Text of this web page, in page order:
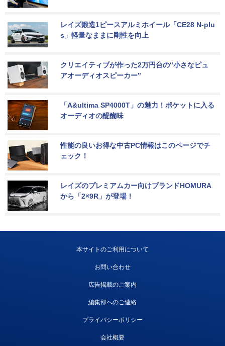
レイズ鍛造1ピースアルミホイール「CE28 N-plu
s」軽量なままに剛性を向上
クリエイティブが作った2万円台の“小さなピュ
アオーディオスピーカー”
「A&ultima SP4000T」の魅力！ポケットに入る
オーディオの醍醐味
性能の良いお得な中古PC情報はこのページでチ
ェック！
レイズのプレミアムカー向けブランドHOMURA
から「2×9R」が登場！
本サイトのご利用について
お問い合わせ
広告掲載のご案内
編集部へのご連絡
プライバシーポリシー
会社概要